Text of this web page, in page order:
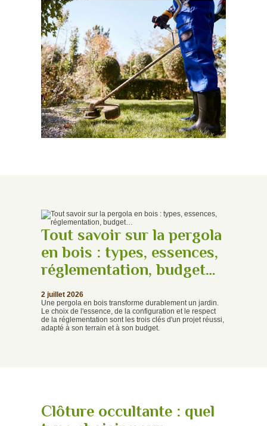
Tout savoir sur la pergola
en bois : types, essences,
réglementation, budget…
2 juillet 2026
Une pergola en bois transforme durablement un jardin.
Le choix de l'essence, de la configuration et le respect
de la réglementation sont les trois clés d'un projet réussi,
adapté à son terrain et à son budget.
Clôture occultante : quel